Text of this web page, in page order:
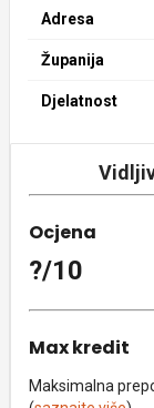
Adresa
Županija
Djelatnost
Ocjena
?/10
Max kredit
Maksimalna